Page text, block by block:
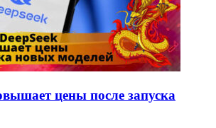
цены после запуска